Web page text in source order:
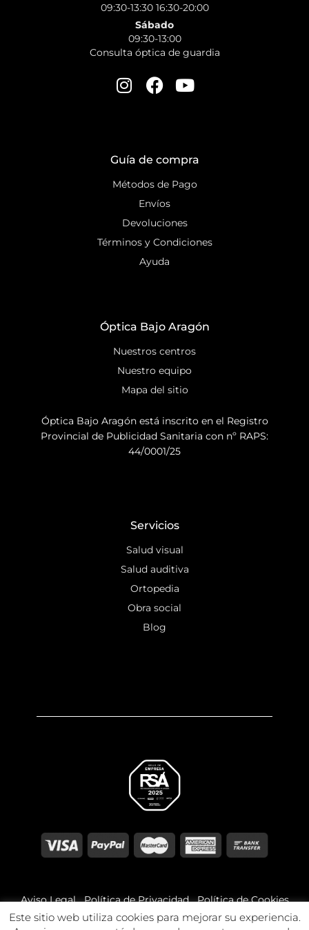
09:30-13:30 16:30-20:00
Sábado
09:30-13:00
Consulta óptica de guardia
Guía de compra
Métodos de Pago
Envíos
Devoluciones
Términos y Condiciones
Ayuda
Óptica Bajo Aragón
Nuestros centros
Nuestro equipo
Mapa del sitio
Óptica Bajo Aragón está inscrito en el Registro
Provincial de Publicidad Sanitaria con nº RAPS:
44/0001/25
Servicios
Salud visual
Salud auditiva
Ortopedia
Obra social
Blog
Aviso Legal Política de Privacidad Política de Cookies
Este sitio web utiliza cookies para mejorar su experiencia.